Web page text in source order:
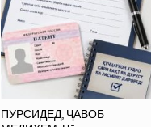
ПУРСИДЕД, ҶАВОБ